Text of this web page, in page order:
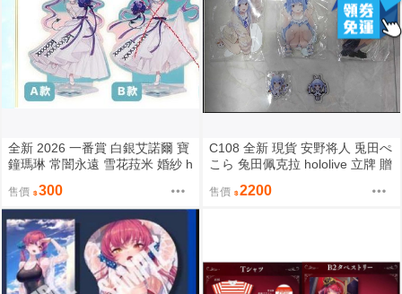
全新 2026 一番賞 白銀艾諾爾 寶
鐘瑪琳 常闇永遠 雪花菈米 婚紗 h
售價 300
C108 全新 現貨 安野将人 兎田ぺ
こら 兔田佩克拉 hololive 立牌 贈
售價 2200